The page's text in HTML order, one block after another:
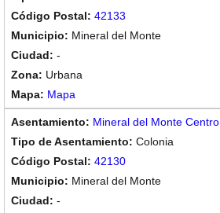
42133
Mineral del Monte
-
Urbana
Mapa
Mineral del Monte Centro
Colonia
42130
Mineral del Monte
-